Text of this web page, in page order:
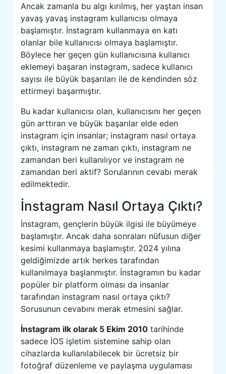
Ancak zamanla bu algı kırılmış, her yaştan insan
yavaş yavaş instagram kullanıcısı olmaya
başlamıştır. İnstagram kullanmaya en katı
olanlar bile kullanıcısı olmaya başlamıştır.
Böylece her geçen gün kullanıcısına kullanıcı
eklemeyi başaran instagram, sadece kullanıcı
sayısı ile büyük başarıları ile de kendinden söz
ettirmeyi başarmıştır.
Bu kadar kullanıcısı olan, kullanıcısını her geçen
gün arttıran ve büyük başarılar elde eden
instagram için insanlar; instagram nasıl ortaya
çıktı, instagram ne zaman çıktı, instagram ne
zamandan beri kullanılıyor ve instagram ne
zamandan beri aktif? Sorularının cevabı merak
edilmektedir.
İnstagram Nasıl Ortaya Çıktı?
İnstagram, gençlerin büyük ilgisi ile büyümeye
başlamıştır. Ancak daha sonraları nüfusun diğer
kesimi kullanmaya başlamıştır. 2024 yılına
geldiğimizde artık herkes tarafından
kullanılmaya başlanmıştır. İnstagramın bu kadar
popüler bir platform olması da insanlar
tarafından instagram nasıl ortaya çıktı?
Sorusunun cevabını merak etmesini sağlar.
İnstagram ilk olarak 5 Ekim 2010 tarihinde
sadece İOS işletim sistemine sahip olan
cihazlarda kullanılabilecek bir ücretsiz bir
fotoğraf düzenleme ve paylaşma uygulaması